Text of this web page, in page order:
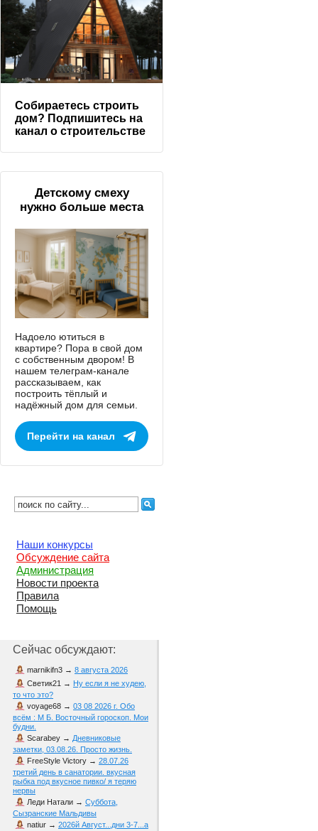
Собираетесь строить
дом? Подпишитесь на
канал о строительстве
Детскому смеху
нужно больше места
Надоело ютиться в
квартире? Пора в свой дом
с собственным двором! В
нашем телеграм-канале
рассказываем, как
построить тёплый и
надёжный дом для семьи.
Перейти на канал
Наши конкурсы
Обсуждение сайта
Администрация
Новости проекта
Правила
Помощь
Сейчас обсуждают:
marnikifn3 → 8 августа 2026
Светик21 → Ну если я не худею,
то что это?
voyage68 → 03 08 2026 г. Обо
всём : М Б. Восточный гороскоп. Мои
будни.
Scarabey → Дневниковые
заметки, 03.08.26. Просто жизнь.
FreeStyle Victory → 28.07.26
третий день в санатории. вкусная
рыбка под вкусное пивко/ я теряю
нервы
Леди Натали → Суббота,
Сызранские Мальдивы
natiur → 2026й Август...дни 3-7...а